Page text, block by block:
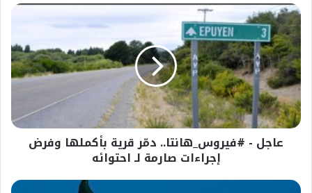
عاجل
-
#فيروس_هانتا..
دمّر
قرية
بأكملها
وفرض
إجراءات
صارمة
عاجل - #فيروس_هانتا.. دمّر قرية بأكملها وفرض
إجراءات صارمة لـ احتوائه
عاجل-